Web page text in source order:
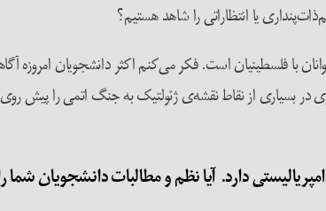
یا انتظاراتی را شاهد هستیم؟
است. فکر می‌کنم اکثر دانشجویان امروزه
در بسیاری از نقاط نقشه‌ی ژئولتیک به جنگ اتمی را پیش
دارد. آیا نظم و مطالبات دانشجویان شما